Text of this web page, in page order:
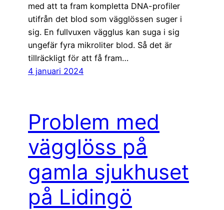
med att ta fram kompletta DNA-profiler
utifrån det blod som vägglössen suger i
sig. En fullvuxen vägglus kan suga i sig
ungefär fyra mikroliter blod. Så det är
tillräckligt för att få fram…
4 januari 2024
Problem med
vägglöss på
gamla sjukhuset
på Lidingö